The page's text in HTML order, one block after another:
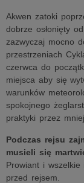
Akwen zatoki
dobrze osłonięty
zazwyczaj mocno
przestrzeniach
czerwca do
miejsca aby się
warunków
spokojnego
praktyki przez
Podczas rejsu
musieli się
Prowiant i
przed rejsem.